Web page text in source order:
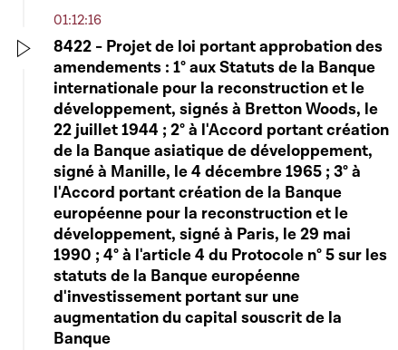
01:12:16
8422 - Projet de loi portant approbation des
amendements : 1° aux Statuts de la Banque
internationale pour la reconstruction et le
développement, signés à Bretton Woods, le
22 juillet 1944 ; 2° à l'Accord portant création
de la Banque asiatique de développement,
signé à Manille, le 4 décembre 1965 ; 3° à
l'Accord portant création de la Banque
européenne pour la reconstruction et le
développement, signé à Paris, le 29 mai
1990 ; 4° à l'article 4 du Protocole n° 5 sur les
statuts de la Banque européenne
d'investissement portant sur une
augmentation du capital souscrit de la
Banque
Play